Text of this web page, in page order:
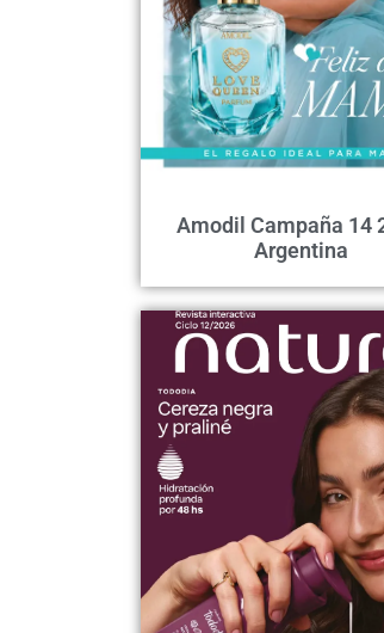
Amodil Campaña 14
Argentina